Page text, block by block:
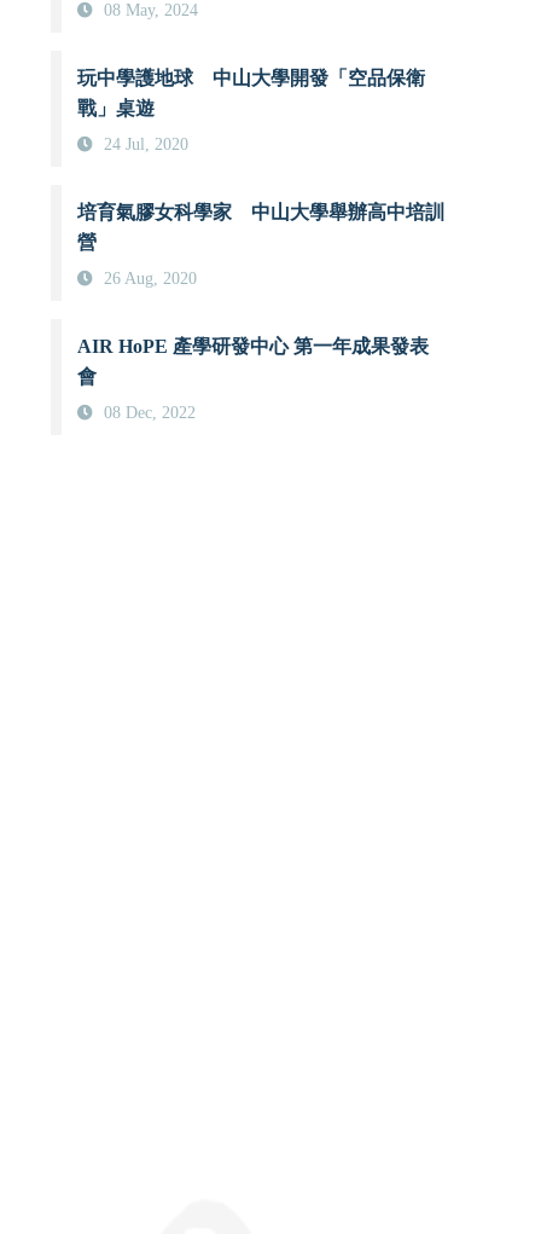
08 May, 2024
玩中學護地球 中山大學開發「空品保衛
戰」桌遊
24 Jul, 2020
培育氣膠女科學家 中山大學舉辦高中培訓
營
26 Aug, 2020
AIR HoPE 產學研發中心 第一年成果發表
會
08 Dec, 2022